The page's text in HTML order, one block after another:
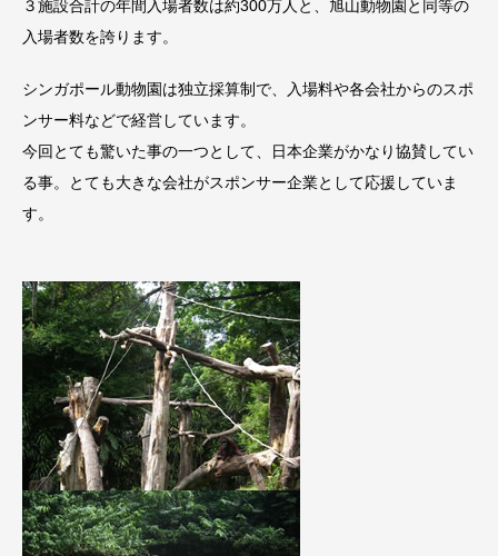
３施設合計の年間入場者数は約300万人と、旭山動物園と同等の
入場者数を誇ります。
シンガポール動物園は独立採算制で、入場料や各会社からのスポ
ンサー料などで経営しています。
今回とても驚いた事の一つとして、日本企業がかなり協賛してい
る事。とても大きな会社がスポンサー企業として応援していま
す。